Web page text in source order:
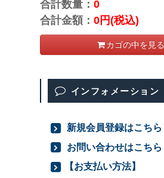
合計数量：0
合計金額：0円(税込)
カゴの中を見る
インフォメーション
新規会員登録はこちら
お問い合わせはこちら
【お支払い方法】